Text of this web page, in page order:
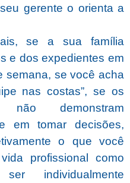
gerente o orienta a
se a sua família
e dos expedientes em
semana, se você acha
nas costas”, se os
não demonstram
em tomar decisões,
o que você
profissional como
individualmente